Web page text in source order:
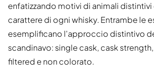
enfatizzando motivi di animali
carattere di ogni whisky. Entrambe le
esemplificano l'approccio distintivo
scandinavo: single cask, cask
filtered e non colorato.